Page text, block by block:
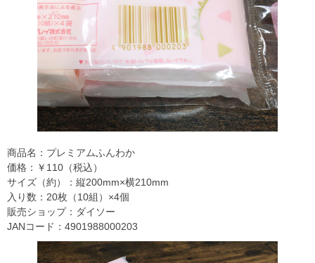
商品名：プレミアムふんわか
価格：￥110（税込）
サイズ（約）：縦200mm×横210mm
入り数：20枚（10組）×4個
販売ショップ：ダイソー
JANコード：4901988000203